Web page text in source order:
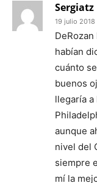
Sergiatz
19 julio 2018
habían
cuánto
buenos
llegaría
aunque
nivel del
siempre
mí la